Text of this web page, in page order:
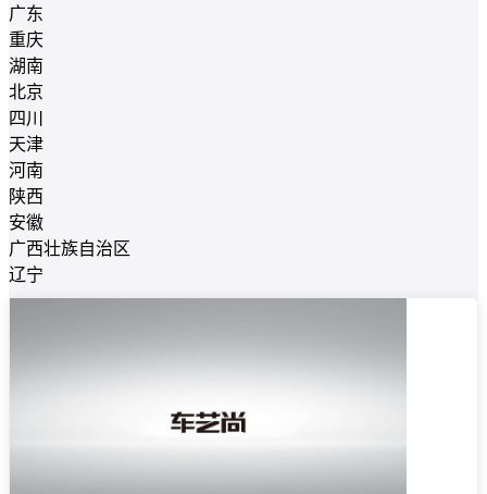
广东
重庆
湖南
北京
四川
天津
河南
陕西
安徽
广西壮族自治区
辽宁